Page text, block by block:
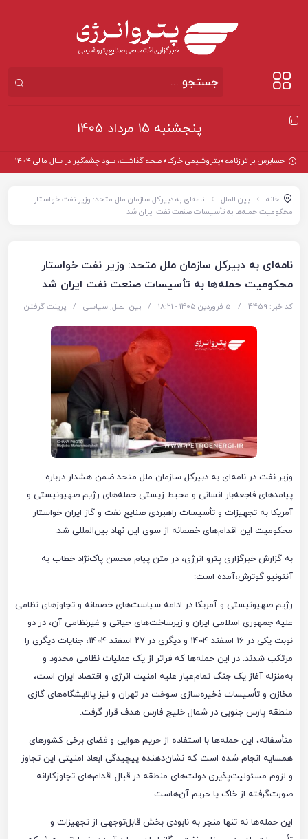
پنجشنبه ۱۵ مرداد ۱۴۰۵
حسابرس بر ترازنامه «پتروشیمی خارک» صحه گذاشت؛ سود چشمگیر در سال مالی ۱۴۰۴
خانه بین الملل
نامه‌ای به دبیرکل سازمان ملل متحد: وزیر نفت خواستار
محکومیت حمله‌ها به تأسیسات صنعت نفت ایران شد
نامه‌ای به دبیرکل سازمان ملل متحد: وزیر نفت خواستار
محکومیت حمله‌ها به تأسیسات صنعت نفت ایران شد
کد خبر: 4459 / 5 فروردین 1405 - ۱۸:۲۱ / بین الملل, سیاسی / پرینت گرفتن
وزیر نفت در نامه‌ای به دبیرکل سازمان ملل متحد ضمن هشدار درباره
پیامدهای فاجعه‌بار انسانی و محیط زیستی حمله‌های رژیم صهیونیستی و
آمریکا به تجهیزات و تأسیسات راهبردی صنایع نفت و گاز ایران خواستار
محکومیت این اقدام‌های خصمانه از سوی این نهاد بین‌المللی شد.
به گزارش خبرگزاری پترو انرژی، در متن پیام محسن پاک‌نژاد خطاب به
آنتونیو گوترش،آمده است:
رژیم‌ صهیونیستی و آمریکا در ادامه سیاست‌های خصمانه و تجاوزهای نظامی
علیه جمهوری اسلامی ایران و زیرساخت‌های حیاتی و غیرنظامی آن، در دو
نوبت یکی در ۱۶ اسفند ۱۴۰۴ و دیگری در ۲۷ اسفند ۱۴۰۴، جنایات دیگری را
مرتکب شدند. در این حمله‌ها که فراتر از یک عملیات نظامی محدود و
به‌منزله آغاز یک جنگ تمام‌عیار علیه امنیت انرژی و اقتصاد ایران است،
مخازن و تأسیسات ذخیره‌سازی سوخت در تهران و نیز پالایشگاه‌های گازی
منطقه پارس جنوبی در شمال خلیج فارس هدف قرار گرفت.
متأسفانه، این حمله‌ها با استفاده از حریم هوایی و فضای برخی کشورهای
همسایه انجام شده است که نشان‌دهنده پیچیدگی ابعاد امنیتی این تجاوز
و لزوم مسئولیت‌پذیری دولت‌های منطقه در قبال اقدام‌های تجاوزکارانه
صورت‌گرفته از خاک یا حریم آن‌هاست.
این حمله‌ها نه تنها منجر به نابودی بخش قابل‌توجهی از تجهیزات و